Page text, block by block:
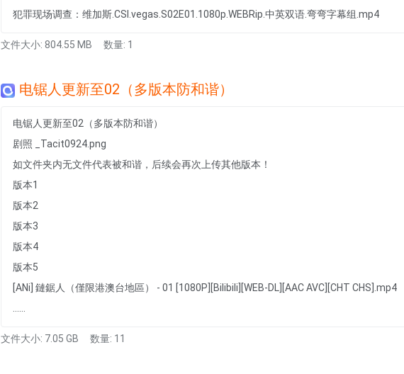
犯罪现场调查：维加斯.CSI.vegas.S02E01.1080p.WEBRip.中英双语.弯弯字幕组.mp4
文件大小: 804.55 MB 数量: 1
电锯人更新至02（多版本防和谐）
电锯人更新至02（多版本防和谐）
剧照 _Tacit0924.png
如文件夹内无文件代表被和谐，后续会再次上传其他版本！
版本1
版本2
版本3
版本4
版本5
[ANi] 鏈鋸人（僅限港澳台地區） - 01 [1080P][Bilibili][WEB-DL][AAC AVC][CHT CHS].mp4
文件大小: 7.05 GB 数量: 11